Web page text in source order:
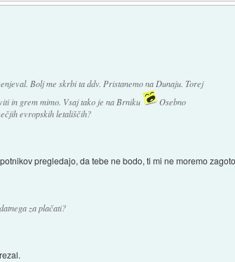
Bolj me skrbi ta ddv. Pristanemo na Dunaju. Torej
in grem mimo. Vsaj tako je na Brniku
Osebno
evropskih letališčih?
pregledajo, da tebe ne bodo, ti mi ne moremo
za plačati?